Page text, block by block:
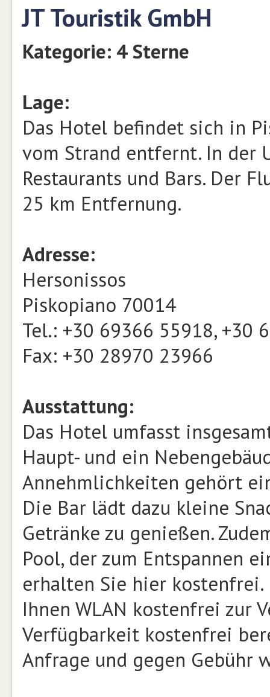
JT Touristik GmbH
Kategorie: 4 Sterne
Lage:
Das Hotel befindet sich in
vom Strand entfernt. In der
Restaurants und Bars. Der
25 km Entfernung.
Adresse:
Hersonissos
Piskopiano 70014
Tel.: +30 69366 55918, +30
Fax: +30 28970 23966
Ausstattung:
Das Hotel umfasst
Haupt- und ein
Annehmlichkeiten gehört
Die Bar lädt dazu kleine
Getränke zu genießen.
Pool, der zum Entspannen
erhalten Sie hier
Ihnen WLAN kostenfrei zur
Verfügbarkeit kostenfrei
Anfrage und gegen Gebühr